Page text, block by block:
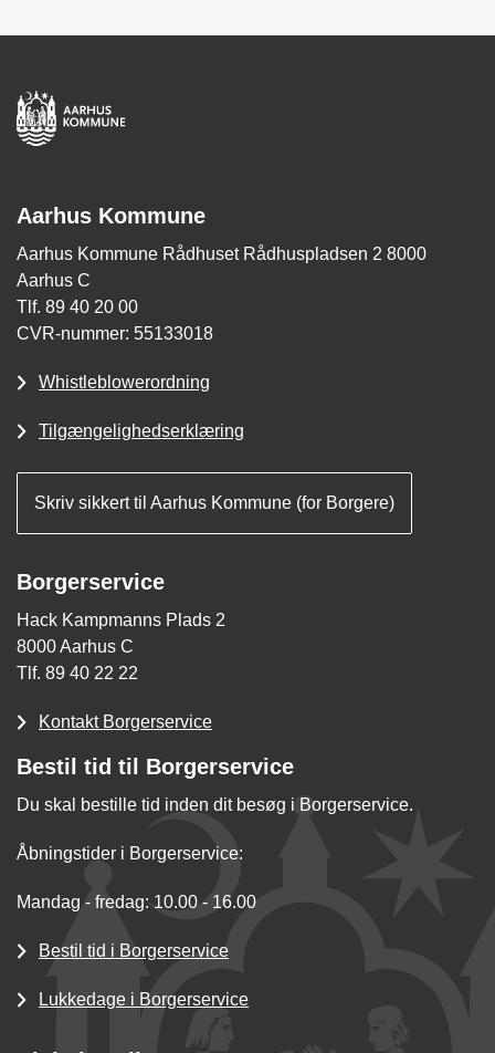
Aarhus Kommune
Aarhus Kommune Rådhuset Rådhuspladsen 2 8000
Aarhus C
Tlf. 89 40 20 00
CVR-nummer: 55133018
Whistleblowerordning
Tilgængelighedserklæring
Skriv sikkert til Aarhus Kommune (for Borgere)
Borgerservice
Hack Kampmanns Plads 2
8000 Aarhus C
Tlf. 89 40 22 22
Kontakt Borgerservice
Bestil tid til Borgerservice
Du skal bestille tid inden dit besøg i Borgerservice.
Åbningstider i Borgerservice:
Mandag - fredag: 10.00 - 16.00
Bestil tid i Borgerservice
Lukkedage i Borgerservice